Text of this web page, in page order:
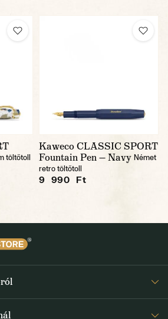
töltőtoll
Kaweco CLASSIC SPORT
Fountain Pen — Navy Német
retro töltőtoll
9 990 Ft